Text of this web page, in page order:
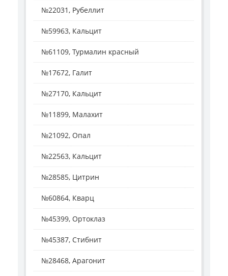
№22031, Рубеллит
№59963, Кальцит
№61109, Турмалин красный
№17672, Галит
№27170, Кальцит
№11899, Малахит
№21092, Опал
№22563, Кальцит
№28585, Цитрин
№60864, Кварц
№45399, Ортоклаз
№45387, Стибнит
№28468, Арагонит